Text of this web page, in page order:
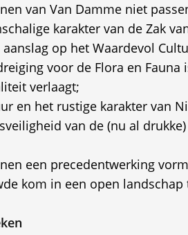
van Van Damme niet
karakter van de Zak
aanslag op het Waardevol
voor de Flora en Fauna
verlaagt;
en het rustige karakter van
van de (nu al
een precedentwerking
kom in een open landschap